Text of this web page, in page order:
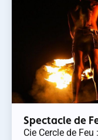
Spectacle de
Cie Cercle de